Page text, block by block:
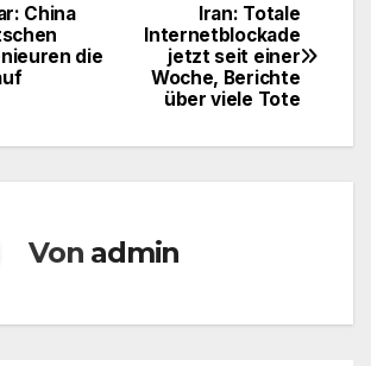
Iran: Totale
Internetblockade
jetzt seit einer
Woche, Berichte
über viele Tote
China
die
Von admin